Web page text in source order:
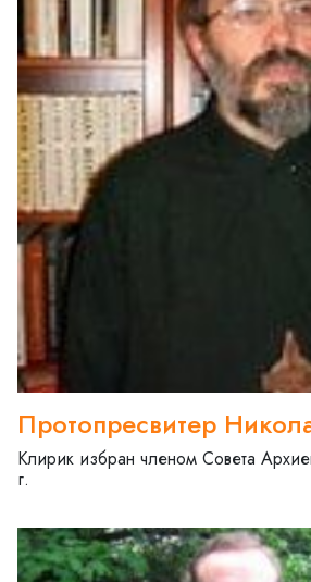
Протопресвитер
Клирик избран членом Совета
г.